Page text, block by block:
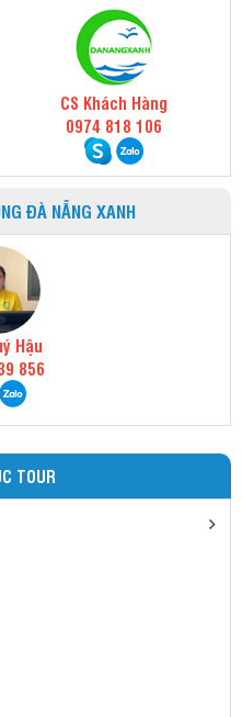
CS Khách Hàng
0974 818 106
ĐÀ NẴNG XANH
Hậu
856
TOUR